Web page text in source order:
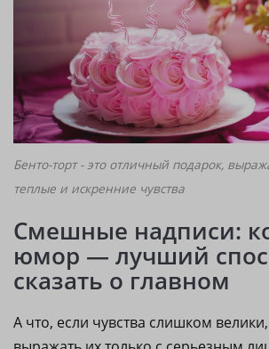
Бенто-торт - это отличный подарок,
теплые и искренние чувства
Смешные надписи:
юмор — лучший
сказать о главном
А что, если чувства слишком